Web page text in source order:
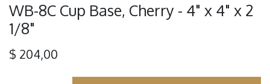
WB-8C Cup Base, Cherry - 4" x 4" x 2
1/8"
$ 204,00